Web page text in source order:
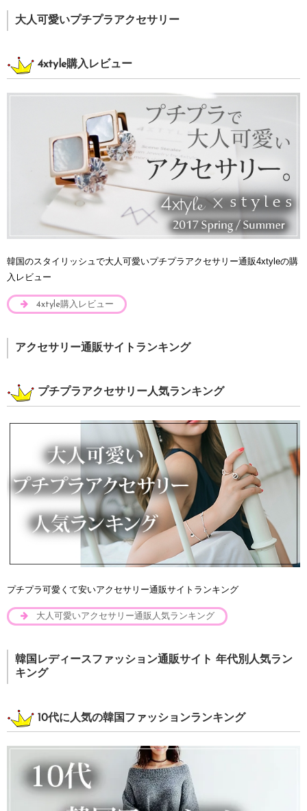
大人可愛いプチプラアクセサリー
4xtyle購入レビュー
韓国のスタイリッシュで大人可愛いプチプラアクセサリー通販4xtyleの購
入レビュー
4xtyle購入レビュー
アクセサリー通販サイトランキング
プチプラアクセサリー人気ランキング
プチプラ可愛くて安いアクセサリー通販サイトランキング
大人可愛いアクセサリー通販人気ランキング
韓国レディースファッション通販サイト 年代別人気ラン
キング
10代に人気の韓国ファッションランキング